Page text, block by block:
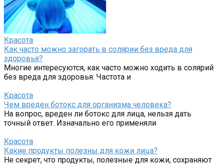
Красота
Как часто можно загорать в солярии без вреда для
здоровья?
Многие интересуются, как часто можно ходить в солярий
без вреда для здоровья. Частота и
Красота
Чем вреден ботокс для организма человека?
На вопрос, вреден ли ботокс для лица, нельзя дать
точный ответ. Изначально его применяли
Красота
Какие продукты полезны для кожи лица?
Не секрет, что продукты, полезные для кожи, сохраняют